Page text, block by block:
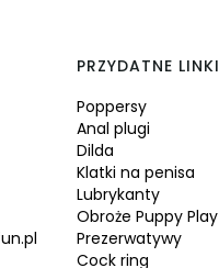
PRZYDATNE LINKI
Poppersy
Anal plugi
Dilda
Klatki na penisa
Lubrykanty
Obroże Puppy Play
Prezerwatywy
Cock ring